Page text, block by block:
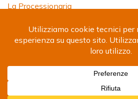
La Processionaria
COSA FACCIO
SITI AMICI
Copyright 2024 © Debora Segna.